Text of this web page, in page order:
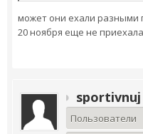
может они ехали разными
20 ноября еще не
sportivnuj
Пользователи